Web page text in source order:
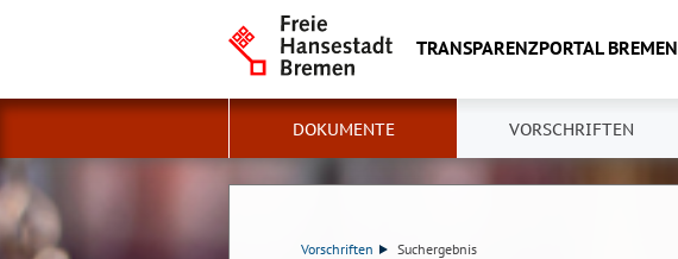
TRANSPARENZPORTAL BREMEN
DOKUMENTE VORSCHRIFTEN
Vorschriften Suchergebnis